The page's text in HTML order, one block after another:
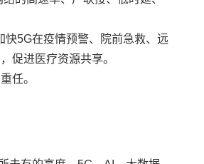
5G在疫情预警、院前急救、远
促进医疗资源共享。
任。